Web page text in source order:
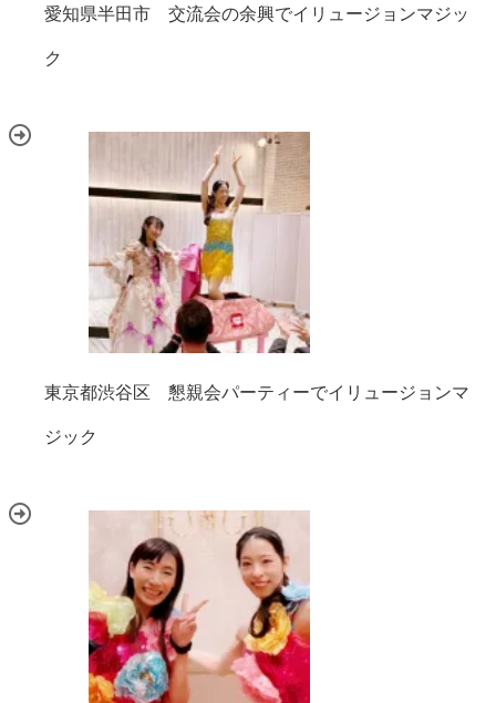
愛知県半田市 交流会の余興でイリュージョンマジッ
ク
東京都渋谷区 懇親会パーティーでイリュージョンマ
ジック